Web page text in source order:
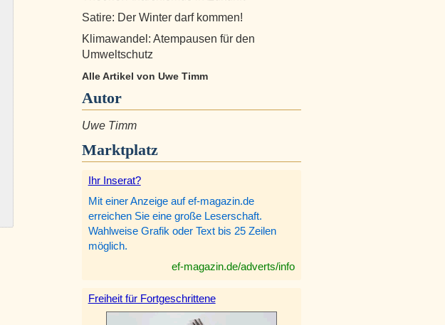
Satire: Der Winter darf kommen!
Klimawandel: Atempausen für den
Umweltschutz
Alle Artikel von Uwe Timm
Autor
Uwe Timm
Marktplatz
Ihr Inserat?
Mit einer Anzeige auf ef-magazin.de
erreichen Sie eine große Leserschaft.
Wahlweise Grafik oder Text bis 25 Zeilen
möglich.
ef-magazin.de/adverts/info
Freiheit für Fortgeschrittene